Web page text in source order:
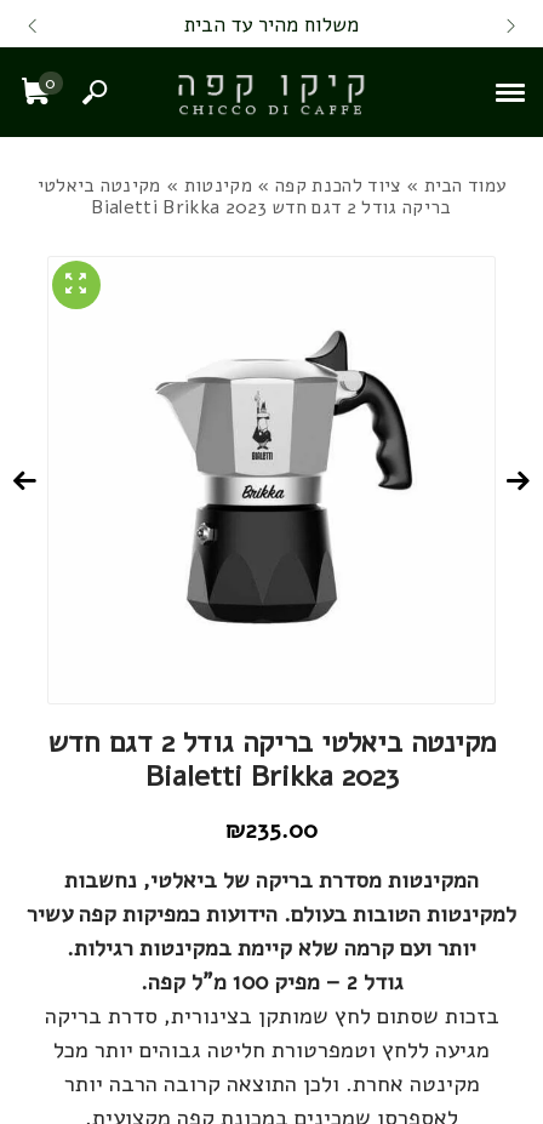
Skip to Content
Contact Us משלוח מהיר עד הבית
0
חיפוש
עמוד הבית » ציוד להכנת קפה » מקינטות » מקינטה ביאלטי
בריקה גודל 2 דגם חדש 2023 Bialetti Brikka
מקינטה ביאלטי בריקה גודל 2 דגם חדש
2023 Bialetti Brikka
₪235.00
המקינטות מסדרת בריקה של ביאלטי, נחשבות
למקינטות הטובות בעולם. הידועות כמפיקות קפה עשיר
יותר ועם קרמה שלא קיימת במקינטות רגילות.
גודל 2 – מפיק 100 מ"ל קפה.
בזכות שסתום לחץ שמותקן בצינורית, סדרת בריקה
מגיעה ללחץ וטמפרטורת חליטה גבוהים יותר מכל
מקינטה אחרת. ולכן התוצאה קרובה הרבה יותר
לאספרסו שמכינים במכונת קפה מקצועית.
Back top top